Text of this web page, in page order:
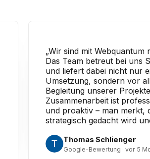
„Wir sind mit Webquantum
Das Team betreut bei uns
und liefert dabei nicht nur
Umsetzung, sondern vor
Begleitung unserer
Zusammenarbeit ist
und proaktiv – man merkt,
strategisch gedacht wird
Thomas Schlienger
Google-Bewertung · vor 5